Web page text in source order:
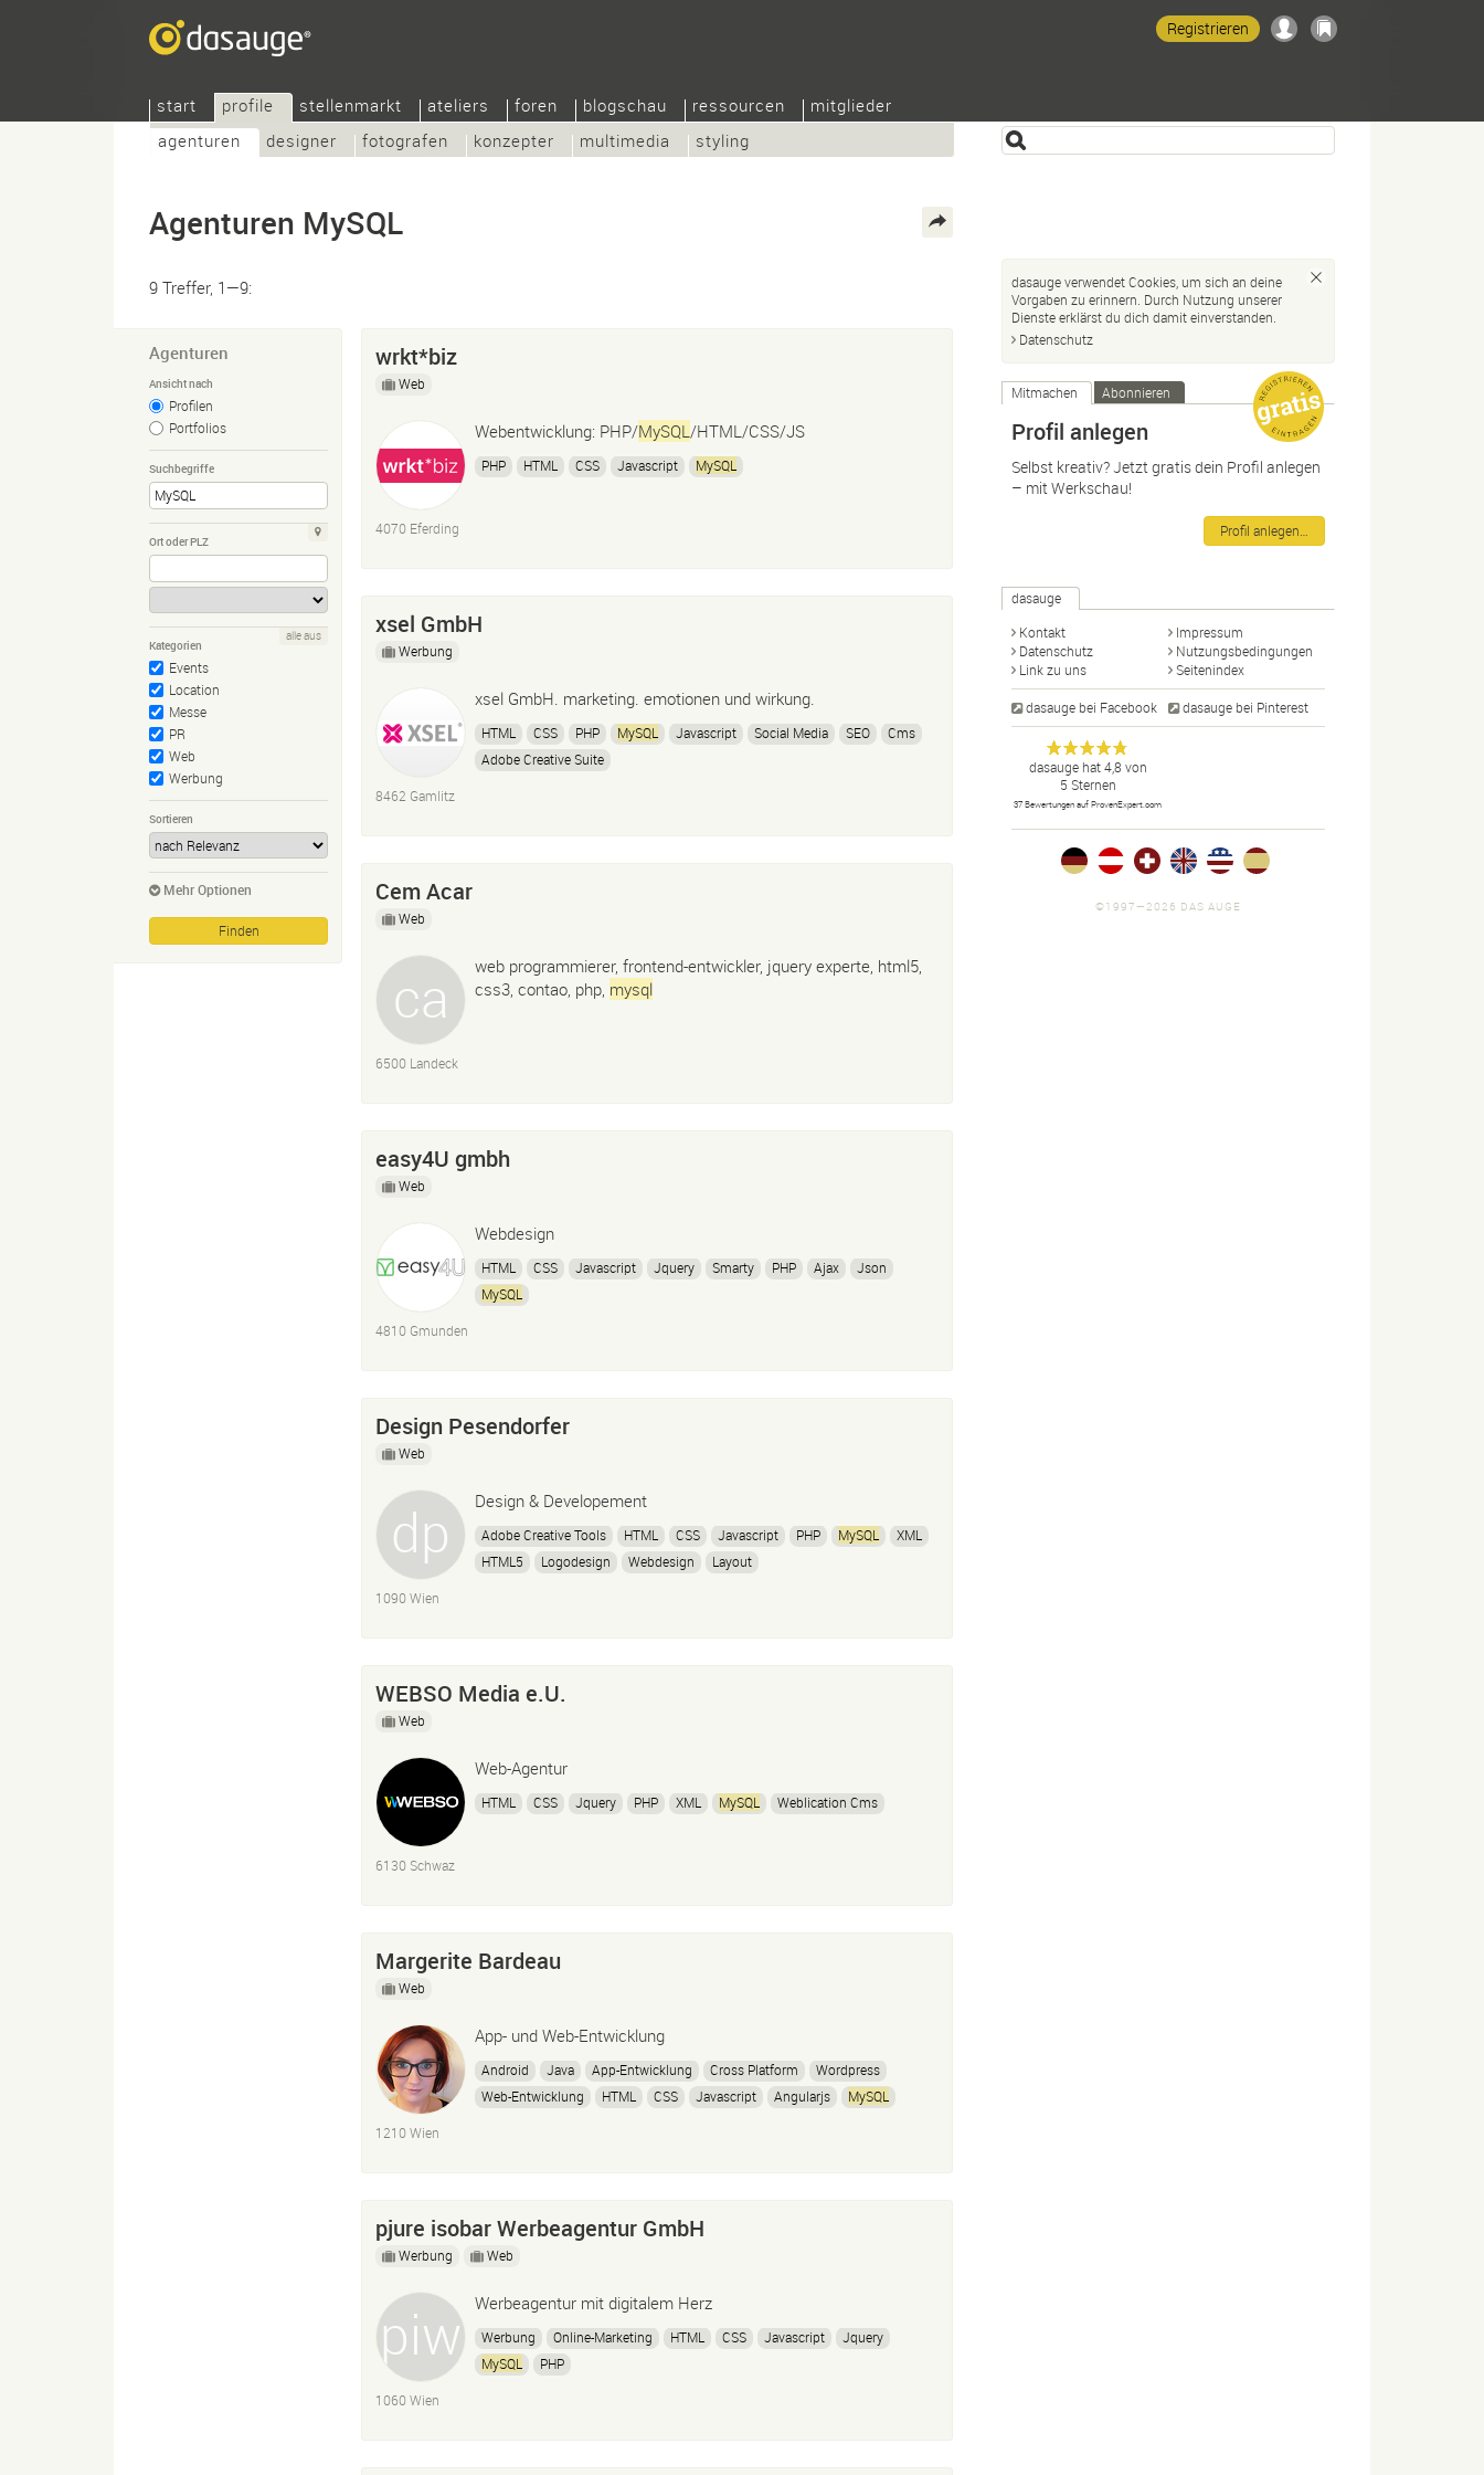
start
profile
agenturen
designer fotografen konzepter multimedia styling
stellenmarkt ateliers foren blogschau ressourcen mitglieder
Registrieren
Agenturen MySQL
9 Treffer, 1—9:
Agenturen
Ansicht nach
Profilen
Portfolios
Suchbegriffe
Ort oder PLZ
Kategorien
Events
Location
Messe
PR
Web
Werbung
alle aus
Sortieren
Mehr Optionen
wrkt*biz
Web
Webentwicklung: PHP/MySQL/HTML/CSS/JS
PHP HTML CSS Javascript MySQL
4070 Eferding
xsel GmbH
Werbung
xsel GmbH. marketing. emotionen und wirkung.
HTML CSS PHP MySQL Javascript Social Media SEO
Cms
Adobe Creative Suite
8462 Gamlitz
Cem Acar
Web
web programmierer, frontend-entwickler, jquery experte, html5,
css3, contao, php, mysql
6500 Landeck
easy4U gmbh
Web
Webdesign
HTML CSS Javascript Jquery Smarty PHP Ajax
Json
MySQL
4810 Gmunden
Design Pesendorfer
Web
Design & Developement
Adobe Creative Tools HTML CSS Javascript PHP MySQL
XML
HTML5
Logodesign Webdesign Layout
1090 Wien
WEBSO Media e.U.
Web
Web-Agentur
HTML CSS Jquery PHP XML MySQL Weblication Cms
6130 Schwaz
Margerite Bardeau
Web
App- und Web-Entwicklung
Android Java App-Entwicklung Cross Platform
Wordpress
Web-Entwicklung
HTML CSS Javascript Angularjs MySQL
1210 Wien
pjure isobar Werbeagentur GmbH
Werbung Web
Werbeagentur mit digitalem Herz
Werbung Online-Marketing HTML CSS Javascript
Jquery
MySQL
PHP
1060 Wien
dasauge verwendet Cookies, um sich an deine
Vorgaben zu erinnern. Durch Nutzung unserer
Dienste erklärst du dich damit einverstanden.
Datenschutz
Mitmachen Abonnieren
Profil anlegen
Selbst kreativ? Jetzt gratis dein Profil anlegen
– mit Werkschau!
Profil anlegen…
dasauge
Kontakt
Impressum
Datenschutz
Nutzungsbedingungen
Link zu uns
Seitenindex
dasauge bei Facebook dasauge bei Pinterest
dasauge
Designer,
Fotografen,
Agenturen,
Portfolios
und Jobs.
Anonym
dasaugehat4,8 von
5 Sternen
37 Bewertungen auf ProvenExpert.com
©1997—2026 DAS AUGE